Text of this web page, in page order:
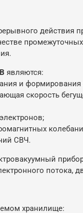
действия
являются:
и формирования
скорость
СВЧ.
потока,
хранилище: